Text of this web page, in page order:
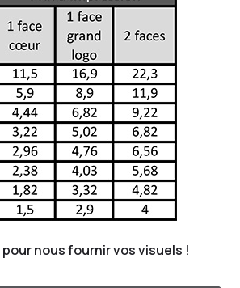
nous fournir vos visuels !